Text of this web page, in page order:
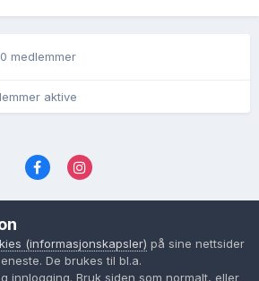
0 medlemmer
aktive
(informasjonskapsler)
by Invision Community
(informasjonskapsler) på sine nettsider
De brukes til bl.a.
innlogging. Bruk siden som normalt, eller